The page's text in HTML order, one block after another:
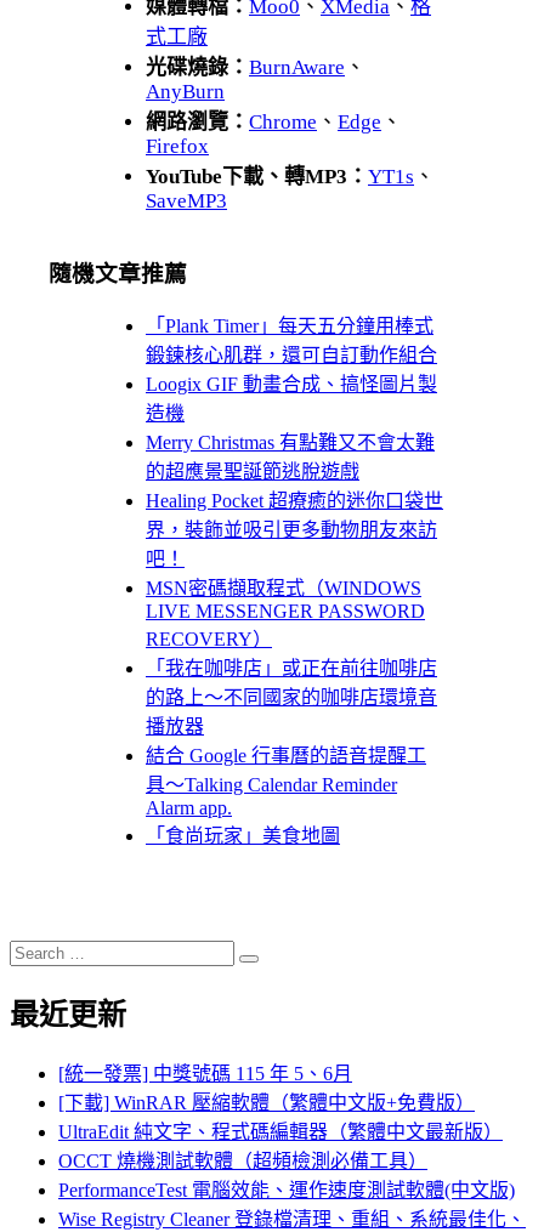
媒體轉檔： Moo0 、 XMedia 、 格
式工廠
光碟燒錄： BurnAware 、
AnyBurn
網路瀏覽： Chrome 、 Edge 、
Firefox
YouTube下載、轉MP3： YT1s 、
SaveMP3
隨機文章推薦
「Plank Timer」每天五分鐘用棒式
鍛鍊核心肌群，還可自訂動作組合
Loogix GIF 動畫合成、搞怪圖片製
造機
Merry Christmas 有點難又不會太難
的超應景聖誕節逃脫遊戲
Healing Pocket 超療癒的迷你口袋世
界，裝飾並吸引更多動物朋友來訪
吧！
MSN密碼擷取程式（WINDOWS
LIVE MESSENGER PASSWORD
RECOVERY）
「我在咖啡店」或正在前往咖啡店
的路上～不同國家的咖啡店環境音
播放器
結合 Google 行事曆的語音提醒工
具～Talking Calendar Reminder
Alarm app.
「食尚玩家」美食地圖
Search
for:
Search
最近更新
[統一發票] 中獎號碼 115 年 5、6月
[下載] WinRAR 壓縮軟體（繁體中文版+免費版）
UltraEdit 純文字、程式碼編輯器（繁體中文最新版）
OCCT 燒機測試軟體（超頻檢測必備工具）
PerformanceTest 電腦效能、運作速度測試軟體(中文版)
Wise Registry Cleaner 登錄檔清理、重組、系統最佳化、